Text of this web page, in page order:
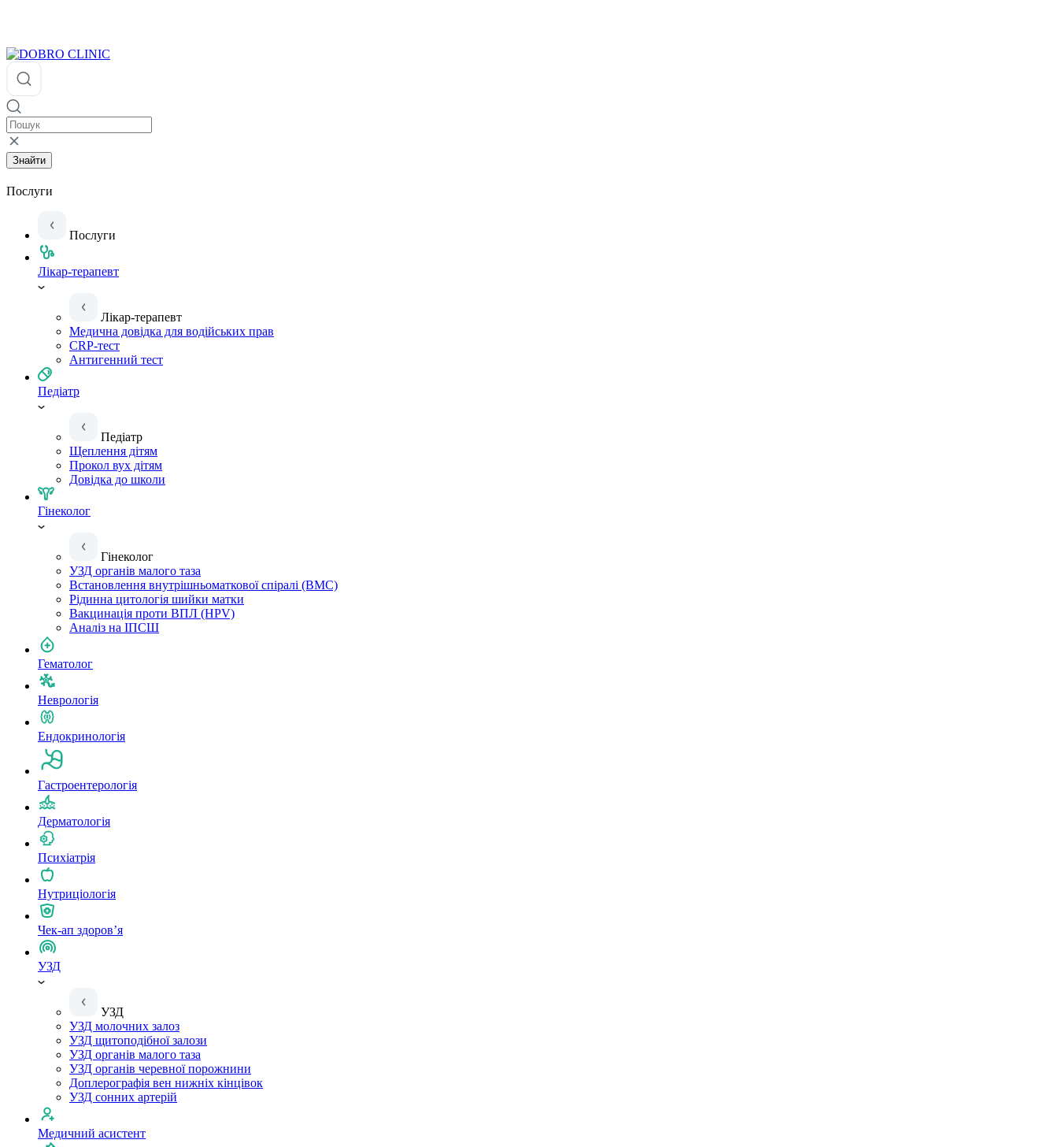
Знайти
Послуги
Послуги
Лікар-терапевт
Лікар-терапевт
Медична довідка для водійських прав
CRP-тест
Антигенний тест
Педіатр
Педіатр
Щеплення дітям
Прокол вух дітям
Довідка до школи
Гінеколог
Гінеколог
УЗД органів малого таза
Встановлення внутрішньоматкової спіралі (ВМС)
Рідинна цитологія шийки матки
Вакцинація проти ВПЛ (HPV)
Аналіз на ІПСШ
Гематолог
Неврологія
Ендокринологія
Гастроентерологія
Дерматологія
Психіатрія
Нутриціологія
Чек-ап здоров’я
УЗД
УЗД
УЗД молочних залоз
УЗД щитоподібної залози
УЗД органів малого таза
УЗД органів черевної порожнини
Доплерографія вен нижніх кінцівок
УЗД сонних артерій
Медичний асистент